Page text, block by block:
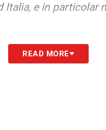
e in particolar
NEWSREAD MORE